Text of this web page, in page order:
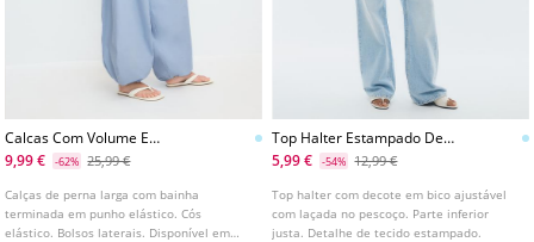
Calcas Com Volume E
Estampado
9,99 € -62% 25,99 €
Calças de perna larga com bainha
terminada em punho elástico. Cós
elástico. Bolsos laterais. Disponível em
Top Halter Estampado De
Bolinhas
5,99 € -54% 12,99 €
Top halter com decote em bico ajustável
com laçada no pescoço. Parte inferior
justa. Detalhe de tecido estampado.